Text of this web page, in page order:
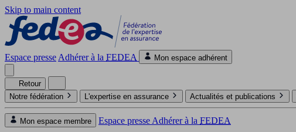
Skip to main content
Espace presse Adhérer à la FEDEA Mon espace adhérent
Retour
Notre fédération
L'expertise en assurance Actualités et publications
Mon espace membre Espace presse Adhérer à la FEDEA